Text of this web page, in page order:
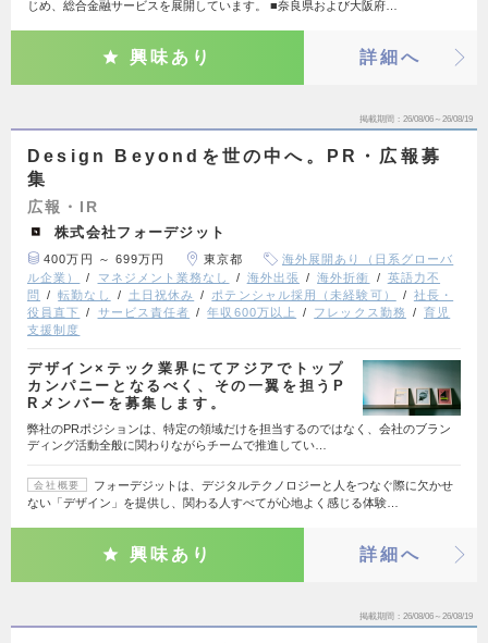
じめ、総合金融サービスを展開しています。 ■奈良県および大阪府…
興味あり 詳細へ
掲載期間 26/08/06～26/08/19
Design Beyondを世の中へ。PR・広報募
集
広報・IR
株式会社フォーデジット
400万円 ～ 699万円 東京都
海外展開あり（日系グローバ
ル企業）
マネジメント業務なし 海外出張 海外折衝
英語力不
問
転勤なし 土日祝休み ポテンシャル採用（未経験可）
社長・
役員直下
サービス責任者 年収600万以上 フレックス勤務
育児
支援制度
デザイン×テック業界にてアジアでトップ
カンパニーとなるべく、その一翼を担うP
Rメンバーを募集します。
弊社のPRポジションは、特定の領域だけを担当するのではなく、会社のブラン
ディング活動全般に関わりながらチームで推進してい…
会社概要
フォーデジットは、デジタルテクノロジーと人をつなぐ際に欠かせ
ない「デザイン」を提供し、関わる人すべてが心地よく感じる体験…
興味あり 詳細へ
掲載期間 26/08/06～26/08/19